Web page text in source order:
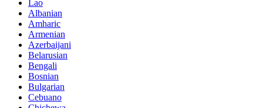
Lao
Albanian
Amharic
Armenian
Azerbaijani
Belarusian
Bengali
Bosnian
Bulgarian
Cebuano